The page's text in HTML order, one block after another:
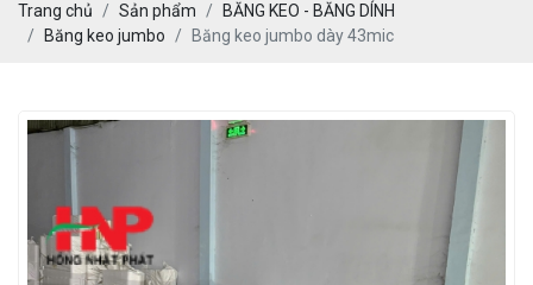
Trang chủ Sản phẩm
BĂNG KEO - BĂNG DÍNH
Băng keo jumbo
Băng keo jumbo dày 43mic